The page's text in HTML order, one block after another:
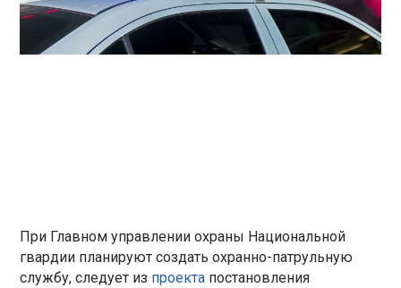
При Главном управлении охраны Национальной
гвардии планируют создать охранно-патрульную
службу, следует из проекта постановления